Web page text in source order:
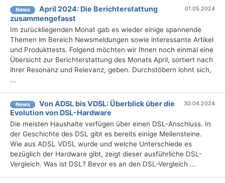
News
April 2024: Die Bericht­erstattung
zusammengefasst
01.05.2024
Im zurückliegenden Monat gab es wieder einige spannende
Themen im Bereich Newsmeldungen sowie interessante Artikel
und Produkttests. Folgend möchten wir Ihnen noch einmal eine
Übersicht zur Berichterstattung des Monats April, sortiert nach
ihrer Resonanz und Relevanz, geben. Durchstöbern lohnt sich,
...
News
Von ADSL bis VDSL: Überblick über die
Evolution von DSL-Hardware
30.04.2024
Die meisten Haushalte verfügen über einen DSL-Anschluss. In
der Geschichte des DSL gibt es bereits einige Meilensteine.
Wie aus ADSL VDSL wurde und welche Unterschiede es
bezüglich der Hardware gibt, zeigt dieser ausführliche DSL-
Vergleich. Was ist DSL? Bevor es an den DSL-Vergleich ...